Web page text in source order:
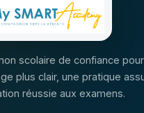
scolaire de confiance
plus clair, une pratique
réussie aux examens.